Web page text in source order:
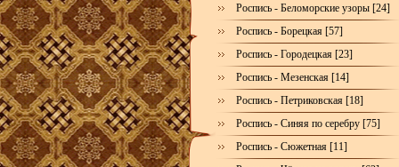
Роспись - Беломорские узоры [24]
Роспись - Борецкая [57]
Роспись - Городецкая [23]
Роспись - Мезенская [14]
Роспись - Петриковская [18]
Роспись - Синяя по серебру [75]
Роспись - Сюжетная [11]